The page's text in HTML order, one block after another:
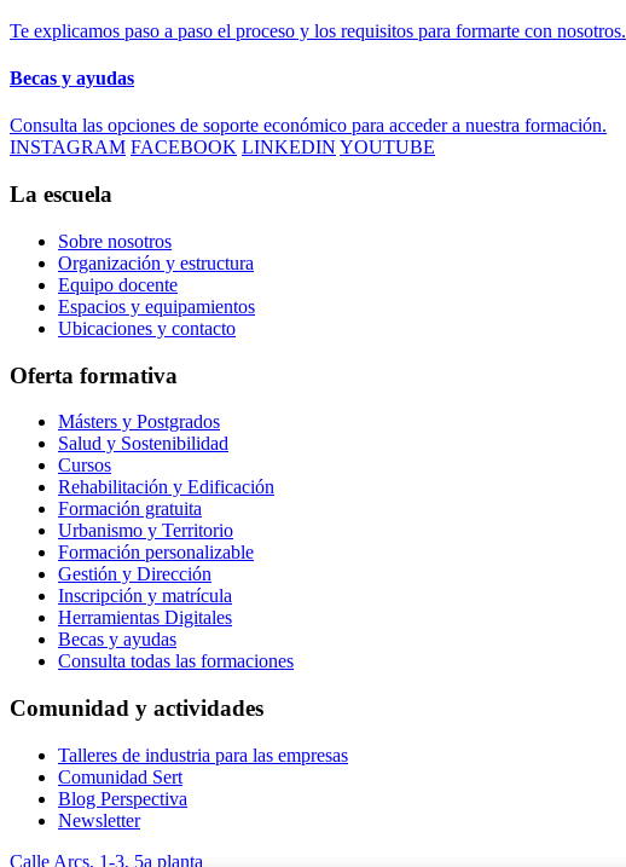
Te explicamos paso a paso el proceso y los requisitos para formarte con nosotros.
Becas y ayudas
Consulta las opciones de soporte económico para acceder a nuestra formación.
INSTAGRAM FACEBOOK LINKEDIN YOUTUBE
La escuela
Sobre nosotros
Organización y estructura
Equipo docente
Espacios y equipamientos
Ubicaciones y contacto
Oferta formativa
Másters y Postgrados
Salud y Sostenibilidad
Cursos
Rehabilitación y Edificación
Formación gratuita
Urbanismo y Territorio
Formación personalizable
Gestión y Dirección
Inscripción y matrícula
Herramientas Digitales
Becas y ayudas
Consulta todas las formaciones
Comunidad y actividades
Talleres de industria para las empresas
Comunidad Sert
Blog Perspectiva
Newsletter
Calle Arcs, 1-3, 5a planta